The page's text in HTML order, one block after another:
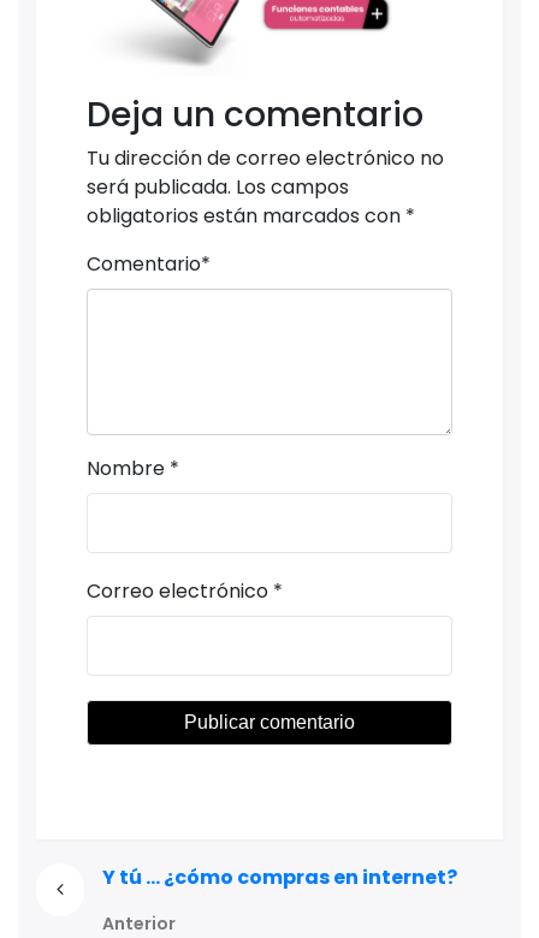
Deja un comentario
Tu dirección de correo electrónico no
será publicada. Los campos
obligatorios están marcados con *
Comentario*
Nombre *
Correo electrónico *
Y tú … ¿cómo compras en internet?
Anterior